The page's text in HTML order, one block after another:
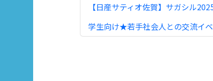
【日産サティオ佐賀】サガシル
学生向け★若手社会人との交流イ